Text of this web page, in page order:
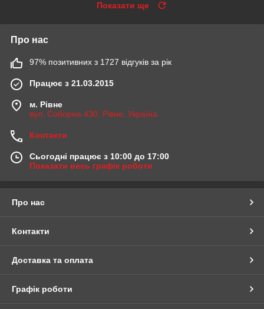
Показати ще
Про нас
97% позитивних з 1727 відгуків за рік
Працює з 21.03.2015
м. Рівне
вул. Соборна 430, Рівне, Україна
Контакти
Сьогодні працює з 10:00 до 17:00
Показати весь графік роботи
Про нас
Контакти
Доставка та оплата
Графік роботи